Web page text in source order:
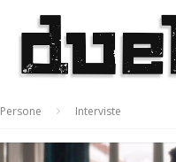
Persone Interviste